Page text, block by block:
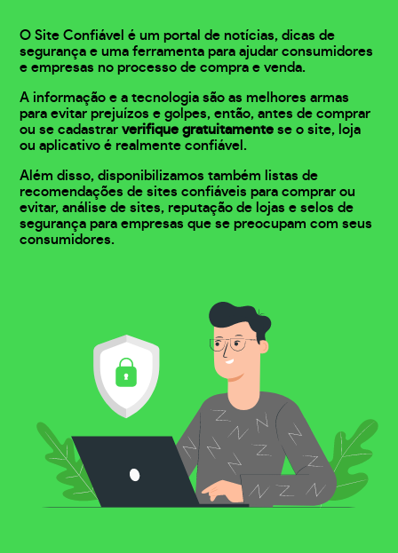
O Site Confiável é um portal de notícias, dicas de
segurança e uma ferramenta para ajudar consumidores
e empresas no processo de compra e venda.
A informação e a tecnologia são as melhores armas
para evitar prejuízos e golpes, então, antes de comprar
ou se cadastrarverifique gratuitamente se o site, loja
ou aplicativo é realmente confiável.
Além disso, disponibilizamos também listas de
recomendações de sites confiáveis para comprar ou
evitar, análise de sites, reputação de lojas e selos de
segurança para empresas que se preocupam com seus
consumidores.